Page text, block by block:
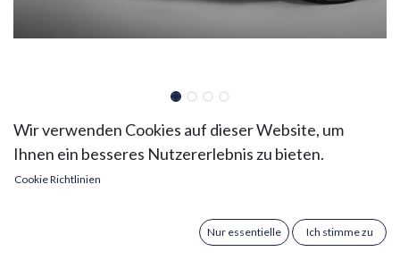
Ssangyong Actyon Sports Bj.
'12-: COBRA
Ssangyong Actyon Sports ab Bj. 2012-18: COBRA
Wir verwenden Cookies auf dieser Website, um
Ihnen ein besseres Nutzererlebnis zu bieten.
Cookie Richtlinien
Nur essentielle Ich stimme zu